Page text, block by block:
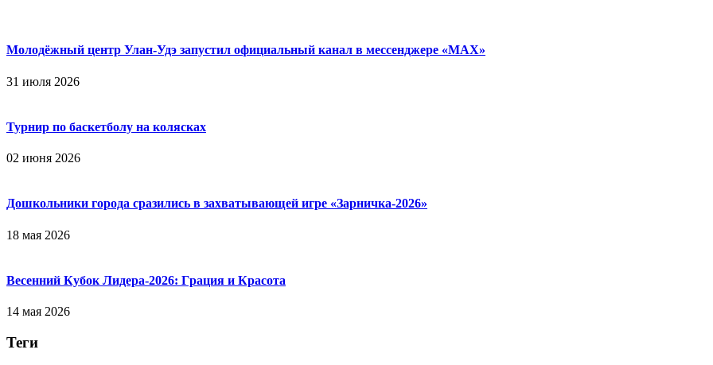
Молодёжный центр Улан-Удэ запустил официальный канал в мессенджере «МАХ»
31 июля 2026
Турнир по баскетболу на колясках
02 июня 2026
Дошкольники города сразились в захватывающей игре «Зарничка‑2026»
18 мая 2026
Весенний Кубок Лидера-2026: Гpaция и Кpacoтa
14 мая 2026
Теги